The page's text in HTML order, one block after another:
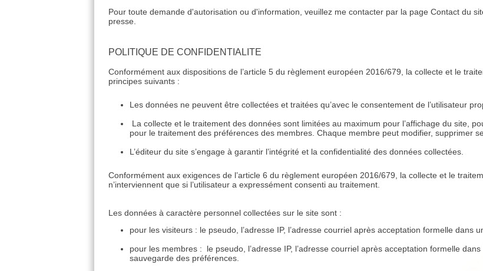
Pour toute demande d'autorisation ou d'information, veuillez me contacter par la page Contact du
presse.
POLITIQUE DE CONFIDENTIALITE
Conformément aux dispositions de l’article 5 du règlement européen 2016/679, la collecte et le
principes suivants :
Les données ne peuvent être collectées et traitées qu’avec le consentement de l’utilisateur
La collecte et le traitement des données sont limitées au maximum pour l’affichage du site,
pour le traitement des préférences des membres. Chaque membre peut modifier, supprimer
L’éditeur du site s’engage à garantir l’intégrité et la confidentialité des données collectées.
Conformément aux exigences de l’article 6 du règlement européen 2016/679, la collecte et le
n’interviennent que si l’utilisateur a expressément consenti au traitement.
Les données à caractère personnel collectées sur le site sont :
pour les visiteurs : le pseudo, l’adresse IP, l’adresse courriel après acceptation formelle dans
pour les membres : le pseudo, l’adresse IP, l’adresse courriel après acceptation formelle
sauvegarde des préférences.